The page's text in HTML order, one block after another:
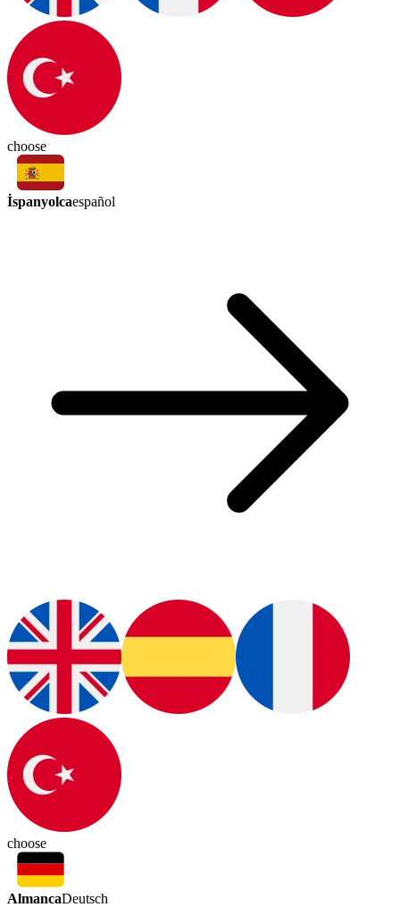
choose
İspanyolcaespañol
choose
AlmancaDeutsch